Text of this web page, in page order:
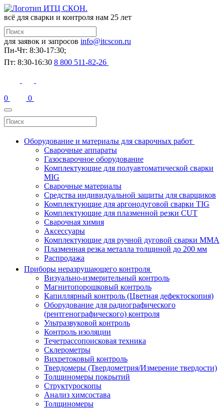
всё для сварки и контроля нам 25 лет
для заявок и запросов info@itcscon.ru
Пн-Чт: 8:30-17:30;
Пт: 8:30-16:30 8 800 511-82-26
0 0
Оборудование и материалы для сварочных работ
Сварочные аппараты
Газосварочное оборудование
Комплектующие для полуавтоматической сварки
MIG
Сварочные материалы
Средства индивидуальной защиты для сварщиков
Комплектующие для аргонодуговой сварки TIG
Комплектующие для плазменной резки CUT
Сварочная химия
Аксессуары
Комплектующие для ручной дуговой сварки MMA
Плазменная резка металла толщиной до 200 мм
Распродажа
Приборы неразрушающего контроля
Визуально-измерительный контроль
Магнитопорошковый контроль
Капиллярный контроль (Цветная дефектоскопия)
Оборудование для радиографического
(рентгенографического) контроля
Ультразвуковой контроль
Контроль изоляции
Течетрассопоисковая техника
Склерометры
Вихретоковый контроль
Твердомеры (Твердометрия/Измерение твердости)
Толщиномеры покрытий
Структуроскопы
Анализ химсостава
Толщиномеры